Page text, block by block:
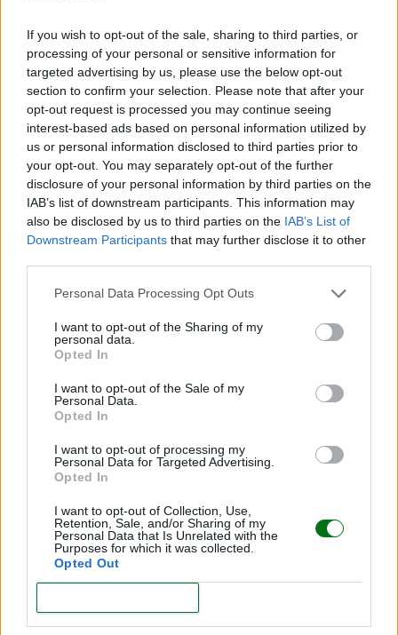
If you wish to opt-out of the sale, sharing to third parties, or
processing of your personal or sensitive information for
targeted advertising by us, please use the below opt-out
section to confirm your selection. Please note that after your
opt-out request is processed you may continue seeing
interest-based ads based on personal information utilized by
us or personal information disclosed to third parties prior to
your opt-out. You may separately opt-out of the further
disclosure of your personal information by third parties on the
IAB’s list of downstream participants. This information may
also be disclosed by us to third parties on the IAB’s List of
Downstream Participants that may further disclose it to other
Personal Data Processing Opt Outs
I want to opt-out of the Sharing of my
personal data.
Opted In
I want to opt-out of the Sale of my
Personal Data.
Opted In
I want to opt-out of processing my
Personal Data for Targeted Advertising.
Opted In
I want to opt-out of Collection, Use,
Retention, Sale, and/or Sharing of my
Personal Data that Is Unrelated with the
Purposes for which it was collected.
Opted Out
LEER
NOTICIAS
¿Pantallas antes de los dos años? Una revisión
científica recomienda evitarlas en esta etapa
NOTICIAS
Mueren dos bebés gemelas en Francia durante